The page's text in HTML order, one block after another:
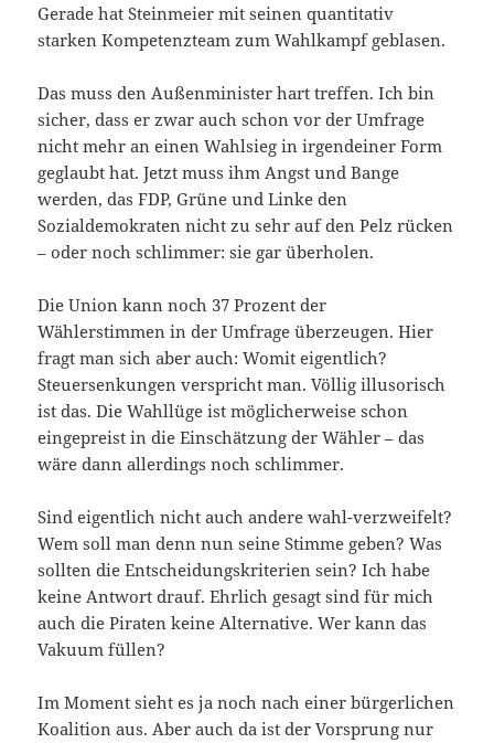
Gerade hat Steinmeier mit seinen quantitativ
starken Kompetenzteam zum Wahlkampf geblasen.
Das muss den Außenminister hart treffen. Ich bin
sicher, dass er zwar auch schon vor der Umfrage
nicht mehr an einen Wahlsieg in irgendeiner Form
geglaubt hat. Jetzt muss ihm Angst und Bange
werden, das FDP, Grüne und Linke den
Sozialdemokraten nicht zu sehr auf den Pelz rücken
– oder noch schlimmer: sie gar überholen.
Die Union kann noch 37 Prozent der
Wählerstimmen in der Umfrage überzeugen. Hier
fragt man sich aber auch: Womit eigentlich?
Steuersenkungen verspricht man. Völlig illusorisch
ist das. Die Wahllüge ist möglicherweise schon
eingepreist in die Einschätzung der Wähler – das
wäre dann allerdings noch schlimmer.
Sind eigentlich nicht auch andere wahl-verzweifelt?
Wem soll man denn nun seine Stimme geben? Was
sollten die Entscheidungskriterien sein? Ich habe
keine Antwort drauf. Ehrlich gesagt sind für mich
auch die Piraten keine Alternative. Wer kann das
Vakuum füllen?
Im Moment sieht es ja noch nach einer bürgerlichen
Koalition aus. Aber auch da ist der Vorsprung nur